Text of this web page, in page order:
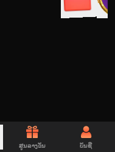
ສູນລາງວັນ ບັນຊີ